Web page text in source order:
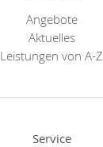
Angebote
Aktuelles
Leistungen von A-Z
Service